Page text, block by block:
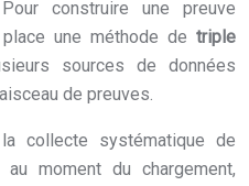
construire une preuve
une méthode de triple
sources de données
de preuves.
collecte systématique de
moment du chargement,